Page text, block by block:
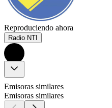
Reproduciendo ahora
Radio NTI
Emisoras similares
Emisoras similares